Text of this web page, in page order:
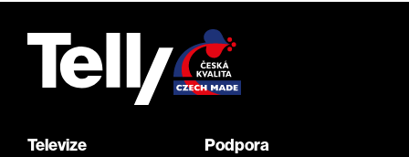
Televize Podpora